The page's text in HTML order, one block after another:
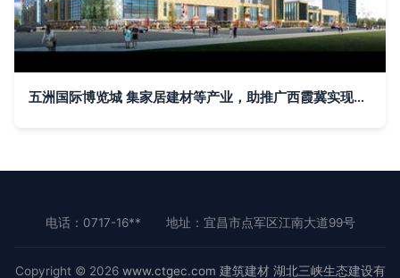
五洲国际博览城 集家居建材等产业，助推广西霞冀实现新时期进阶
电话：0717-16** 地址：宜昌市点军区江南大道99号
Copyright © 2026 www.ctgec.com 建筑建材 湖北三峡生态建设有